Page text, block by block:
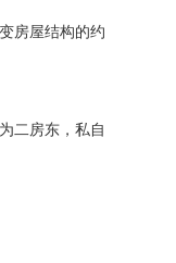
房屋结构的约
二房东，‌私自